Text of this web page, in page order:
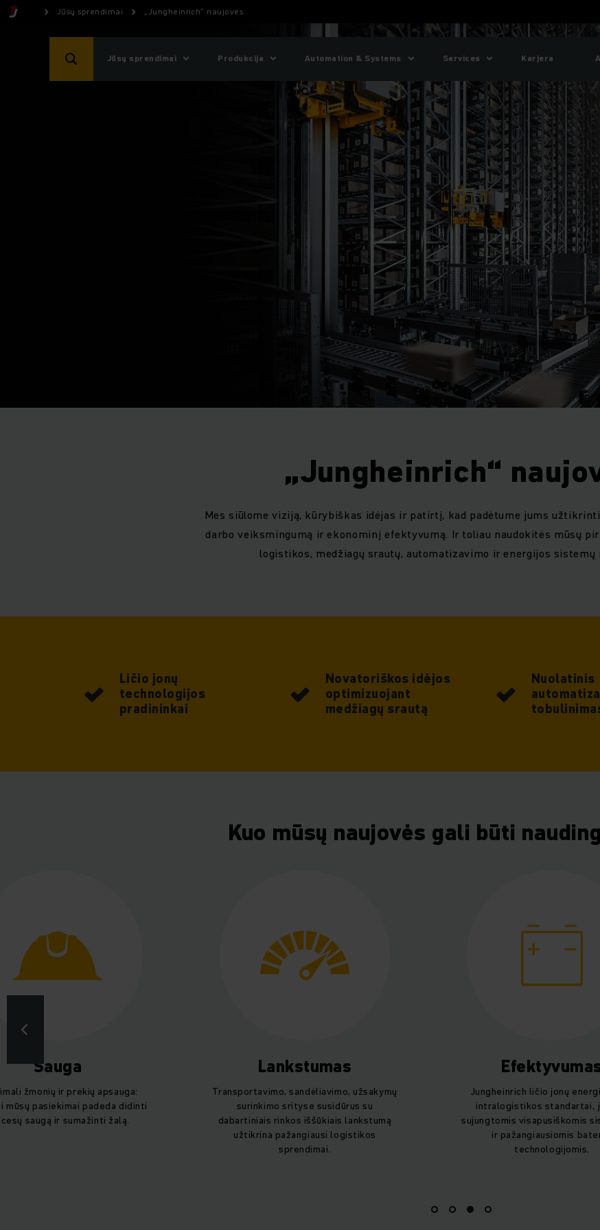
Jūsų sprendimai „Jungheinrich“ naujovės
Jūsų sprendimai Produkcija Automation & Systems Services Karjera
„Jungheinrich“
Mes siūlome viziją, kūrybiškas idėjas ir patirtį, kad padėtume jums
darbo veiksmingumą ir ekonominį efektyvumą. Ir toliau naudokitės mūsų
logistikos, medžiagų srautų, automatizavimo ir energijos sistemų
Ličio jonų
technologijos
pradininkai
Novatoriškos idėjos
optimizuojant
medžiagų srautą
Nuolatinis
Kuo mūsų naujovės gali būti
Sauga
žmonių ir prekių apsauga:
mūsų pasiekimai padeda didinti
saugą ir sumažinti žalą.
Lankstumas
Transportavimo, sandėliavimo, užsakymų
surinkimo srityse susidūrus su
dabartiniais rinkos iššūkiais lankstumą
užtikrina pažangiausi logistikos
sprendimai.
Jungheinrich ličio jonų
intralogistikos standartai,
sujungtomis visapusiškomis
ir pažangiausiomis
technologijomis.